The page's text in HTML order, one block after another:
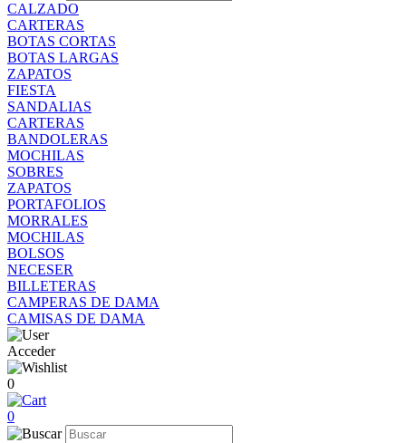
CALZADO
CARTERAS
BOTAS CORTAS
BOTAS LARGAS
ZAPATOS
FIESTA
SANDALIAS
CARTERAS
BANDOLERAS
MOCHILAS
SOBRES
ZAPATOS
PORTAFOLIOS
MORRALES
MOCHILAS
BOLSOS
NECESER
BILLETERAS
CAMPERAS DE DAMA
CAMISAS DE DAMA
Acceder
0
0